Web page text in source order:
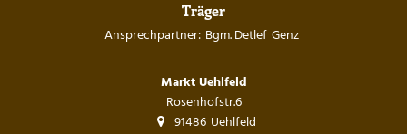
Träger
Ansprechpartner: Bgm. Detlef Genz
Markt Uehlfeld
Rosenhofstr.6
91486 Uehlfeld